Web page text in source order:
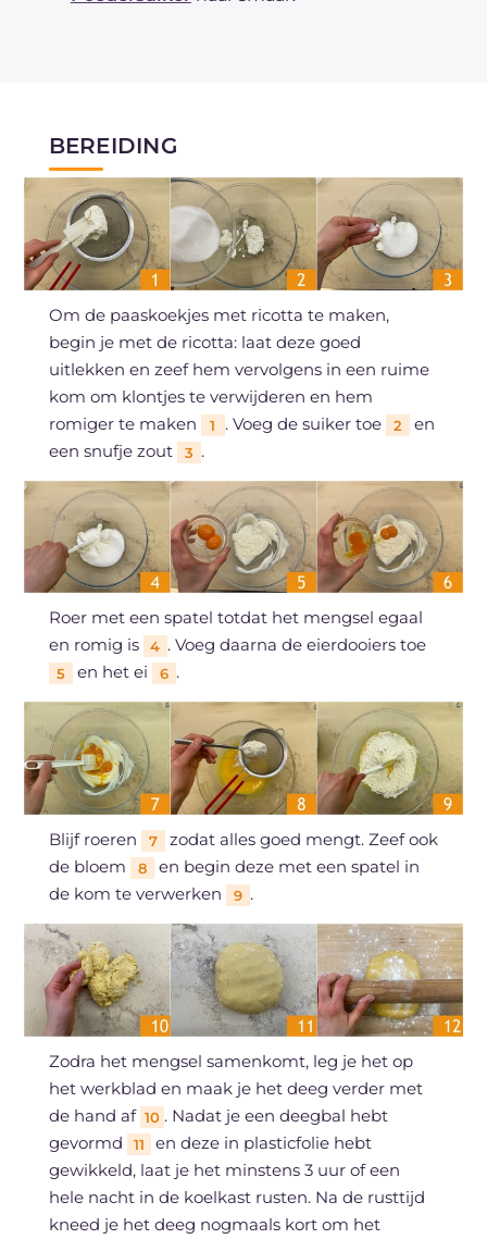
BEREIDING
Om de paaskoekjes met ricotta te maken,
begin je met de ricotta: laat deze goed
uitlekken en zeef hem vervolgens in een ruime
kom om klontjes te verwijderen en hem
romiger te maken
1 . Voeg de suiker toe 2
en
een snufje zout
3 .
Roer met een spatel totdat het mengsel egaal
en romig is
4 . Voeg daarna de eierdooiers toe
5 en het ei 6 .
Blijf roeren 7
zodat alles goed mengt. Zeef ook
de bloem
8
en begin deze met een spatel in
de kom te verwerken
9 .
Zodra het mengsel samenkomt, leg je het op
het werkblad en maak je het deeg verder met
de hand af 10 . Nadat je een deegbal hebt
gevormd
11
en deze in plasticfolie hebt
gewikkeld, laat je het minstens 3 uur of een
hele nacht in de koelkast rusten. Na de rusttijd
kneed je het deeg nogmaals kort om het